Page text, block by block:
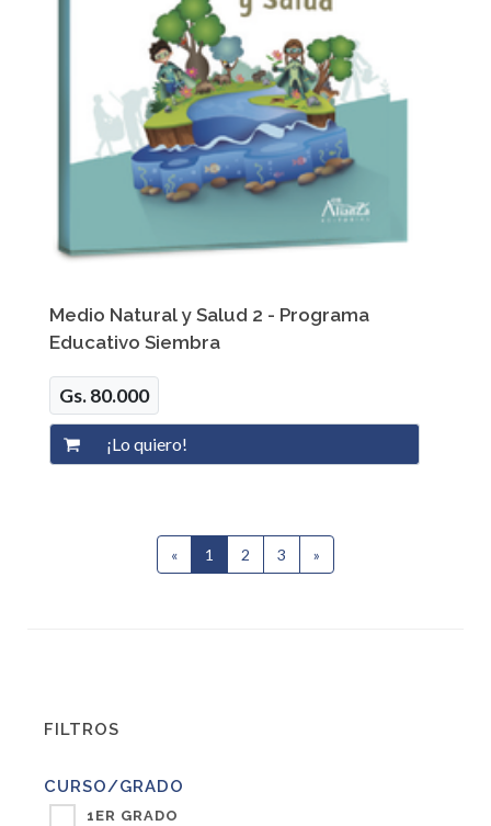
Medio Natural y Salud 2 - Programa
Educativo Siembra
Gs. 80.000
« 1 (current)
2 3 »
FILTROS
CURSO/GRADO
1ER GRADO